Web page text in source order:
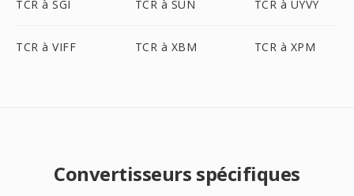
TCR à SGI TCR à SUN TCR à UYVY
TCR à VIFF TCR à XBM TCR à XPM
Convertisseurs spécifiques